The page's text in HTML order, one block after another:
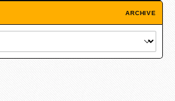
ARCHIVE